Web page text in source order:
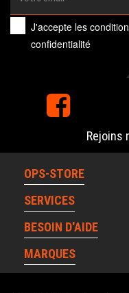
J'accepte les
confidentialité
Rejoins
OPS-STORE
SERVICES
BESOIN D'AIDE
MARQUES